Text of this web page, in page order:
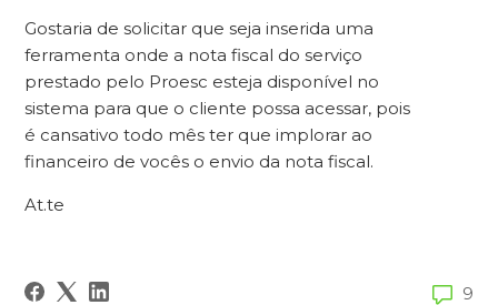
Gostaria de solicitar que seja inserida uma
ferramenta onde a nota fiscal do serviço
prestado pelo Proesc esteja disponível no
sistema para que o cliente possa acessar, pois
é cansativo todo mês ter que implorar ao
financeiro de vocês o envio da nota fiscal.
At.te
9